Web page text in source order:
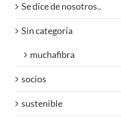
Se dice de nosotros..
Sin categoría
muchafibra
socios
sustenible